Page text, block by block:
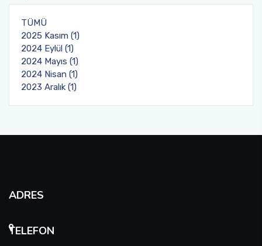
TÜMÜ
2025 Kasım (1)
2024 Eylül (1)
2024 Mayıs (1)
2024 Nisan (1)
2023 Aralık (1)
ADRES
TELEFON